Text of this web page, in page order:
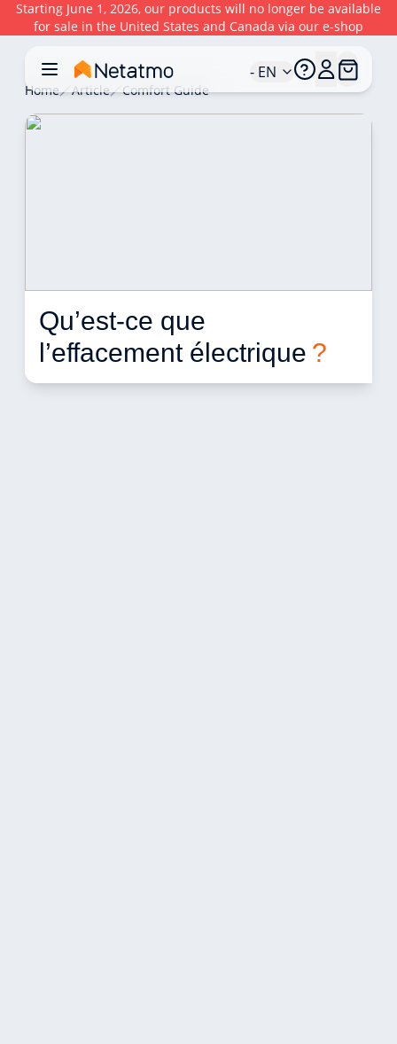
Starting June 1, 2026, our products will no longer be available
for sale in the United States and Canada via our e-shop
- EN
Home Article Comfort Guide
Qu’est-ce que
l’effacement électrique ?